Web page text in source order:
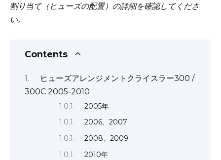
割り当て（ヒューズの配置）の詳細を確認してくださ
い。
Contents
ヒューズアレンジメントクライスラー300 /
300C 2005-2010
2005年
2006、2007
2008、2009
2010年